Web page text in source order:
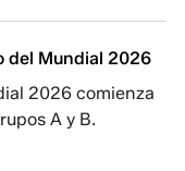
del Mundial 2026
2026 comienza
A y B.